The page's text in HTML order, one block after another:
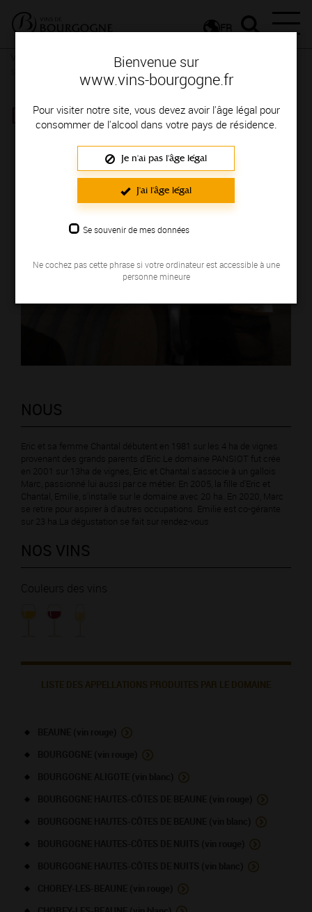
Bienvenue sur
www.vins-bourgogne.fr
Pour visiter notre site, vous devez avoir l'âge légal pour
consommer de l'alcool dans votre pays de résidence.
Je n'ai pas l'âge légal
J'ai l'âge légal
Se souvenir de mes données
Ne cochez pas cette phrase si votre ordinateur est accessible à une
personne mineure
FR
Femmes et hommes passionnés
DOMAINE PANSIOT
NOUS
Eric et sa femme Chantal débutent en 1981 sur les 4 ha de vignes
provenant des grands parents d'Eric.Le domaine PANSIOT fut crée
en 2001 sur 13ha de vignes, Eric et Chantal s'associe à un gallois
Marc, passionné lui aussi par ce métier. En 2005, la fille d'Eric et
Chantal, Emilie, s'installe sur le domaine avec 20 ha. En 2020, Marc
se retire pour aspirer à d'autres occupations. Emilie est co-gérante
sur 23 ha.La dégustation se fait sur rendez-vous
NOS VINS
Couleurs des vins
LISTE DES APPELLATIONS PRODUITES PAR LE DOMAINE